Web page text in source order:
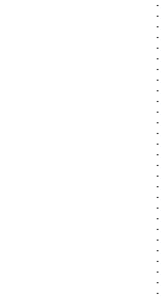
-
-
-
-
-
-
-
-
-
-
-
-
-
-
-
-
-
-
-
-
-
-
-
-
-
-
-
-